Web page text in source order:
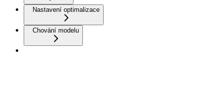
Nastavení optimalizace
Chování modelu